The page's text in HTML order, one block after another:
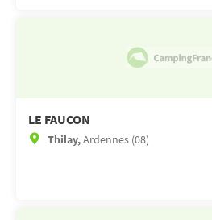
LE FAUCON
Thilay,Ardennes (08)